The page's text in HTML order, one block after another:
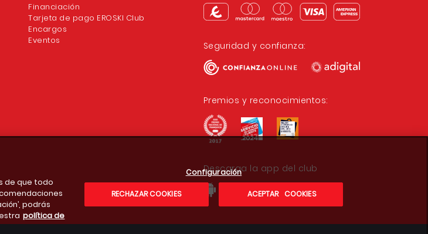
Financiación
Tarjeta de pago EROSKI Club
Encargos
Eventos
Seguridad y confianza:
Premios y reconocimientos:
Descarga la app del club
de que todo
podrás
política de
Configuración
RECHAZAR COOKIES ACEPTAR COOKIES